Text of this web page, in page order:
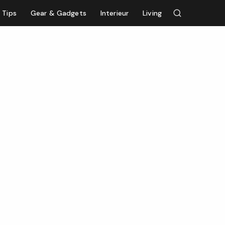
Tips Gear & Gadgets Interieur Living